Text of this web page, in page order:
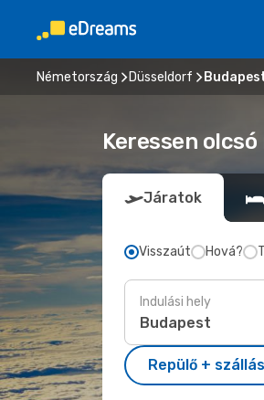
Németország Düsseldorf
Keressen
Járatok
Visszaút Hová?
Indulási hely
Repülő +